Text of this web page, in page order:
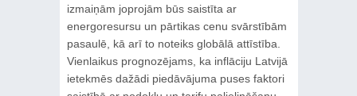
izmaiņām joprojām būs saistīta ar
energoresursu un pārtikas cenu svārstībām
pasaulē, kā arī to noteiks globālā attīstība.
Vienlaikus prognozējams, ka inflāciju Latvijā
ietekmēs dažādi piedāvājuma puses faktori